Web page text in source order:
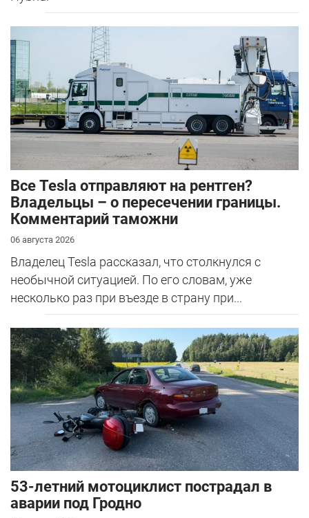
Все Tesla отправляют на рентген?
Владельцы – о пересечении границы.
Комментарий таможни
06 августа 2026
Владелец Tesla рассказал, что столкнулся с
необычной ситуацией. По его словам, уже
несколько раз при въезде в страну при...
53-летний мотоциклист пострадал в
аварии под Гродно